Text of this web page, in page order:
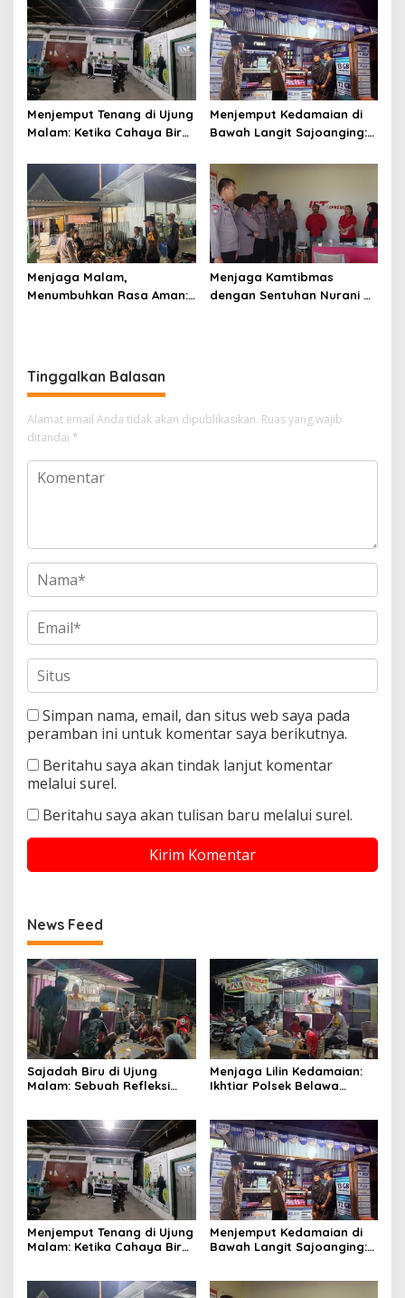
Silaturahmi Ketenteraman Umat
Menjemput Tenang di Ujung
Malam: Ketika Cahaya Biru
Istirahat Warga
Sabbangparu
Menjemput Kedamaian di
Bawah Langit Sajoanging:
Polisi, dan Hati yang
Menjaga
Menjaga Malam,
Menumbuhkan Rasa Aman:
Menjaga Kamtibmas
dengan Sentuhan Nurani di
Tinggalkan Balasan
Alamat email Anda tidak akan dipublikasikan. Ruas yang wajib
ditandai *
Simpan nama, email, dan situs web saya pada
peramban ini untuk komentar saya berikutnya.
Beritahu saya akan tindak lanjut komentar
melalui surel.
Beritahu saya akan tulisan baru melalui surel.
News Feed
Sajadah Biru di Ujung
Malam: Sebuah Refleksi
Menjaga Lilin Kedamaian:
Ikhtiar Polsek Belawa
Menjemput Tenang di Ujung
Malam: Ketika Cahaya Biru
Sabbangparu
Menjemput Kedamaian di
Bawah Langit Sajoanging:
Menjaga